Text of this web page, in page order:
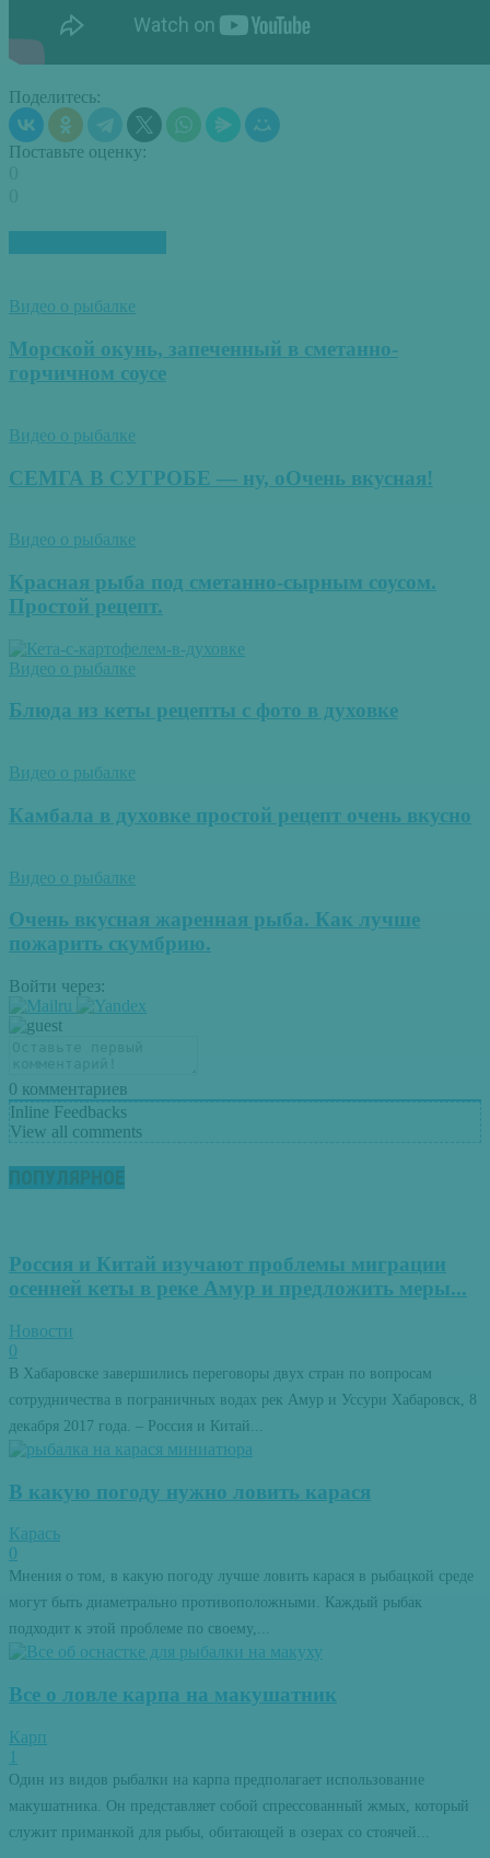
Поделитесь:
Поставьте оценку:
Видео о рыбалке
Морской окунь, запеченный в сметанно-
горчичном соусе
Видео о рыбалке
СЕМГА В СУГРОБЕ — ну, оОчень вкусная!
Видео о рыбалке
Красная рыба под сметанно-сырным соусом.
Простой рецепт.
Видео о рыбалке
Блюда из кеты рецепты с фото в духовке
Видео о рыбалке
Камбала в духовке простой рецепт очень вкусно
Видео о рыбалке
Очень вкусная жаренная рыба. Как лучше
пожарить скумбрию.
Войти через:
0 комментариев
Inline Feedbacks
View all comments
ПОПУЛЯРНОЕ
Россия и Китай изучают проблемы миграции
осенней кеты в реке Амур и предложить меры...
Новости
0
В Хабаровске завершились переговоры двух стран по вопросам
сотрудничества в пограничных водах рек Амур и Уссури Хабаровск, 8
декабря 2017 года. – Россия и Китай...
В какую погоду нужно ловить карася
Карась
0
Мнения о том, в какую погоду лучше ловить карася в рыбацкой среде
могут быть диаметрально противоположными. Каждый рыбак
подходит к этой проблеме по своему,...
Все о ловле карпа на макушатник
Карп
1
Один из видов рыбалки на карпа предполагает использование
макушатника. Он представляет собой спрессованный жмых, который
служит приманкой для рыбы, обитающей в озерах со стоячей...